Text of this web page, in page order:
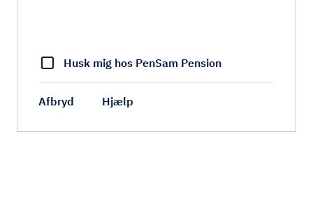
Husk mig hos PenSam Pension
Afbryd Hjælp